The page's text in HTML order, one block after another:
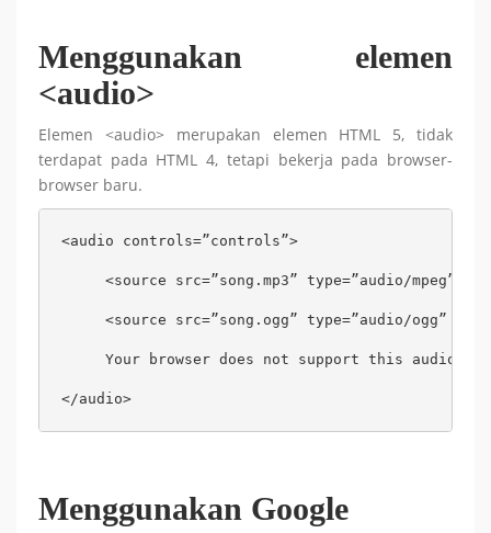
Menggunakan elemen
<audio>
Elemen <audio> merupakan elemen HTML 5, tidak
terdapat pada HTML 4, tetapi bekerja pada browser-
browser baru.
<audio controls=”controls”>
     <source src=”song.mp3” type=”audio/mpeg” />
     <source src=”song.ogg” type=”audio/ogg” />
     Your browser does not support this audio
</audio>
Menggunakan Google